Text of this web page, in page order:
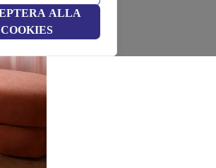
ALLA
COOKIES